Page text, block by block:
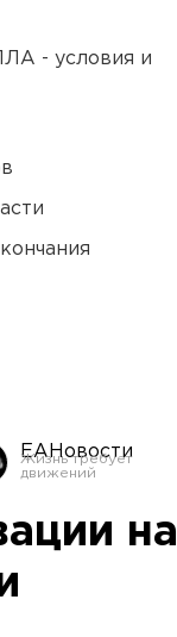
- условия и
ЕАНовости
на